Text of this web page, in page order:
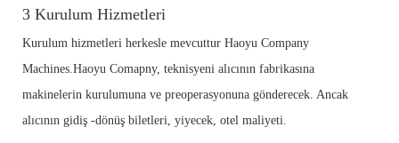
3 Kurulum Hizmetleri
Kurulum hizmetleri herkesle mevcuttur Haoyu Company
Machines.Haoyu Comapny, teknisyeni alıcının fabrikasına
makinelerin kurulumuna ve preoperasyonuna gönderecek. Ancak
alıcının gidiş -dönüş biletleri, yiyecek, otel maliyeti.